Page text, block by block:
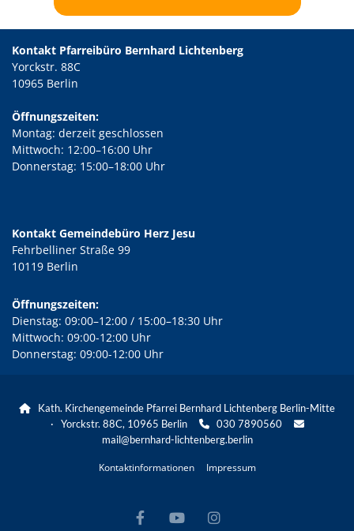
Kontakt Pfarreibüro Bernhard Lichtenberg
Yorckstr. 88C
10965 Berlin
Öffnungszeiten:
Montag: derzeit geschlossen
Mittwoch: 12:00–16:00 Uhr
Donnerstag: 15:00–18:00 Uhr
Kontakt Gemeindebüro Herz Jesu
Fehrbelliner Straße 99
10119 Berlin
Öffnungszeiten:
Dienstag: 09:00–12:00 / 15:00–18:30 Uhr
Mittwoch: 09:00-12:00 Uhr
Donnerstag: 09:00-12:00 Uhr

Kath. Kirchengemeinde Pfarrei Bernhard Lichtenberg Berlin-Mitte
· Yorckstr. 88C, 10965 Berlin
030 7890560 
mail@bernhard-lichtenberg.berlin
Kontaktinformationen Impressum